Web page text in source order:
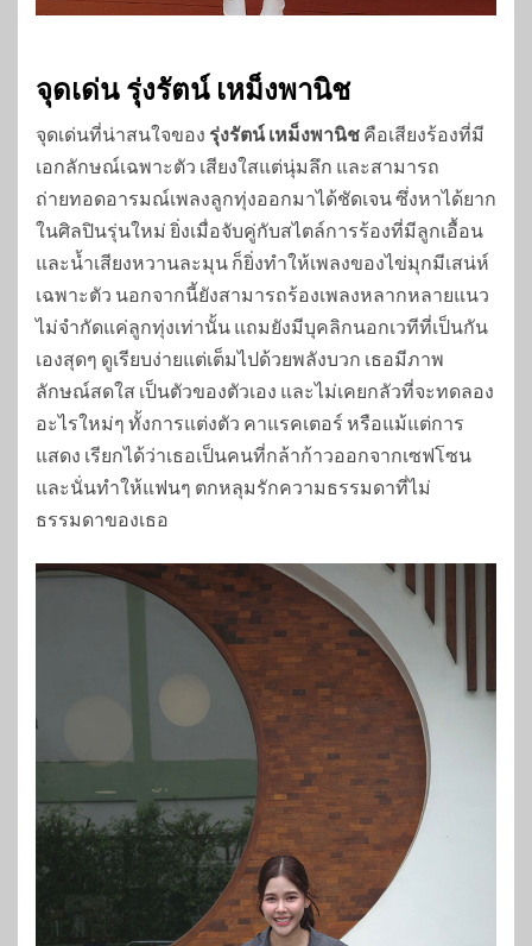
จุดเด่น รุ่งรัตน์ เหม็งพานิช
จุดเด่นที่น่าสนใจของ รุ่งรัตน์ เหม็งพานิช คือเสียงร้องที่มี
เอกลักษณ์เฉพาะตัว เสียงใสแต่นุ่มลึก และสามารถ
ถ่ายทอดอารมณ์เพลงลูกทุ่งออกมาได้ชัดเจน ซึ่งหาได้ยาก
ในศิลปินรุ่นใหม่ ยิ่งเมื่อจับคู่กับสไตล์การร้องที่มีลูกเอื้อน
และน้ำเสียงหวานละมุน ก็ยิ่งทำให้เพลงของไข่มุกมีเสน่ห์
เฉพาะตัว นอกจากนี้ยังสามารถร้องเพลงหลากหลายแนว
ไม่จำกัดแค่ลูกทุ่งเท่านั้น แถมยังมีบุคลิกนอกเวทีที่เป็นกัน
เองสุดๆ ดูเรียบง่ายแต่เต็มไปด้วยพลังบวก เธอมีภาพ
ลักษณ์สดใส เป็นตัวของตัวเอง และไม่เคยกลัวที่จะทดลอง
อะไรใหม่ๆ ทั้งการแต่งตัว คาแรคเตอร์ หรือแม้แต่การ
แสดง เรียกได้ว่าเธอเป็นคนที่กล้าก้าวออกจากเซฟโซน
และนั่นทำให้แฟนๆ ตกหลุมรักความธรรมดาที่ไม่
ธรรมดาของเธอ